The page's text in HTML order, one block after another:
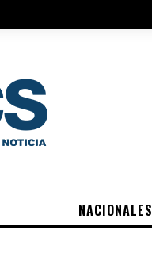
NACIONALES